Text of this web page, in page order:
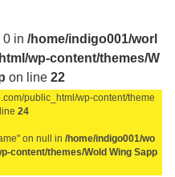
0 in/home/indigo001/worl
wp-content/themes/W
on line22
public_html/wp-content/theme
line24
on null in/home/indigo001/wo
content/themes/Wold Wing Sapp